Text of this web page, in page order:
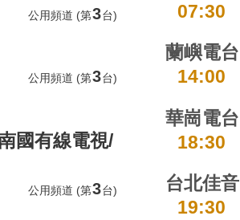
公用頻道 (第3台)
公用頻道 (第3台)
國有線電視/
公用頻道 (第3台)
07:30
蘭嶼電台
14:00
華崗電台
18:30
台北佳音
19:30